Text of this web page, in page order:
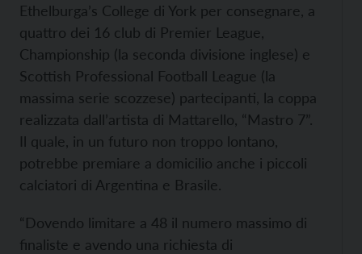
Ethelburga’s College di York per consegnare, a
quattro dei 16 club di Premier League,
Championship (la seconda divisione inglese) e
Scottish Professional Football League (la
massima serie scozzese) partecipanti, la coppa
realizzata dall’artista di Mattarello, “Mastro 7”.
Il quale, in un futuro non troppo lontano,
potrebbe premiare a domicilio anche i piccoli
calciatori di Argentina e Brasile.
“Dovendo limitare a 48 il numero massimo di
finaliste e avendo una richiesta di